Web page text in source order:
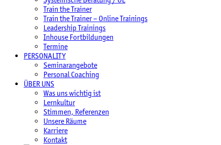
Train the Trainer
Train the Trainer – Online Trainings
Leadership Trainings
Inhouse Fortbildungen
Termine
PERSONALITY
Seminarangebote
Personal Coaching
ÜBER UNS
Was uns wichtig ist
Lernkultur
Stimmen, Referenzen
Unsere Räume
Karriere
Kontakt